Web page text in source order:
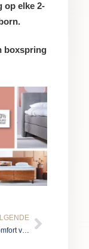
op elke 2-
boxspring
Ontdek het comfort van een donsdekbed